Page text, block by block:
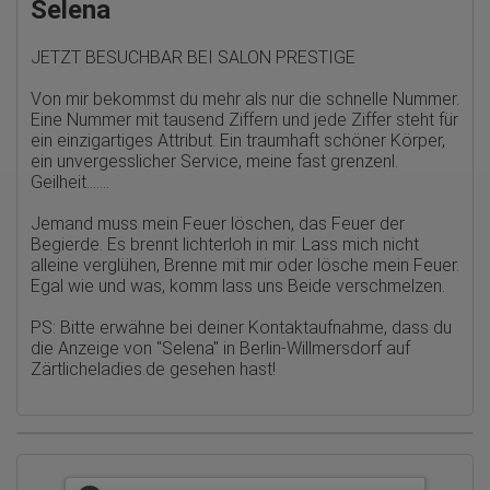
Webseiten sowie die von dem Browser übermittelte IP-Adresse
verarbeiteten Daten pseudonyme Nutzungsprofile der Nutzer
auch an Dritte übertragen, sofern dies gesetzlich
vorgeschrieben wird oder, soweit Dritte diese Daten im Auftrag
von Google verarbeiten. Die IP-Adresse der Nutzer wird von
Google innerhalb von Mitgliedstaaten der Europäischen Union
oder in anderen Vertragsstaaten des Abkommens über den
Europäischen Wirtschaftsraum gekürzt, dies bedeutet, dass alle
Daten anonym erhoben werden. Nur in Ausnahmefällen wird die
übertragen und dort gekürzt. Die von dem Browser des Nutzers
übermittelte IP-Adresse wird nicht mit anderen Daten von Google
zusammengeführt.
Erhobene Informationen zum Besucherverhalten sind folgende:
Herkunft (Land und Stadt)
Sprache
Betriebssystem
Gerät (PC, Tablet-PC oder Smartphone)
Selena
JETZT BESUCHBAR BEI SALON PRESTIGE
Von mir bekommst du mehr als nur die schnelle Nummer.
Eine Nummer mit tausend Ziffern und jede Ziffer steht für
ein einzigartiges Attribut. Ein traumhaft schöner Körper,
ein unvergesslicher Service, meine fast grenzenl.
Geilheit.......
Jemand muss mein Feuer löschen, das Feuer der
Begierde. Es brennt lichterloh in mir. Lass mich nicht
alleine verglühen, Brenne mit mir oder lösche mein Feuer.
Egal wie und was, komm lass uns Beide verschmelzen.
PS: Bitte erwähne bei deiner Kontaktaufnahme, dass du
die Anzeige von "Selena" in Berlin-Willmersdorf auf
Zärtlicheladies.de gesehen hast!